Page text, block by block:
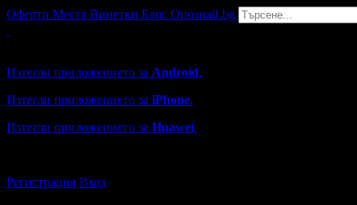
Оферти Места Винетки Блог Опознай.bg
Изтегли приложението за Android.
Изтегли приложението за iPhone.
Изтегли приложението за Huawei.
Регистрация Вход